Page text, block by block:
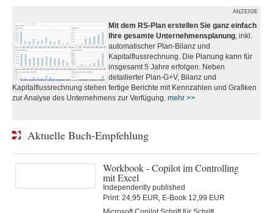
ANZEIGE
Mit dem RS-Plan erstellen Sie ganz einfach
Ihre gesamte Unternehmensplanung , inkl.
automatischer Plan-Bilanz und
Kapitalflussrechnung. Die Planung kann für
insgesamt 5 Jahre erfolgen. Neben
detailierter Plan-G+V, Bilanz und
Kapitalflussrechnung stehen fertige Berichte mit Kennzahlen und Grafiken
zur Analyse des Unternehmens zur Verfügung. mehr >>
Aktuelle Buch-Empfehlung
Workbook - Copilot im Controlling
mit Excel
Independently published
Print: 24,95 EUR, E-Book 12,99 EUR